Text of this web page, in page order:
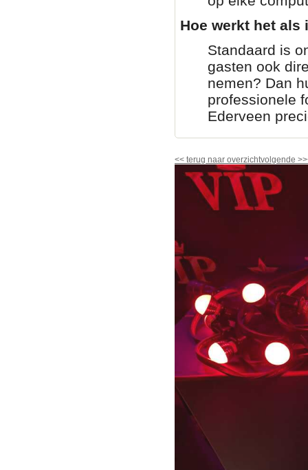
Hoe werkt het
Standaard is
gasten ook
nemen? Dan
professionele
Ederveen
<< terug naar overzichtvolgende >>